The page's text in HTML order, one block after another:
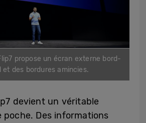
propose un écran externe bord-
et des bordures amincies.
devient un véritable
poche. Des informations